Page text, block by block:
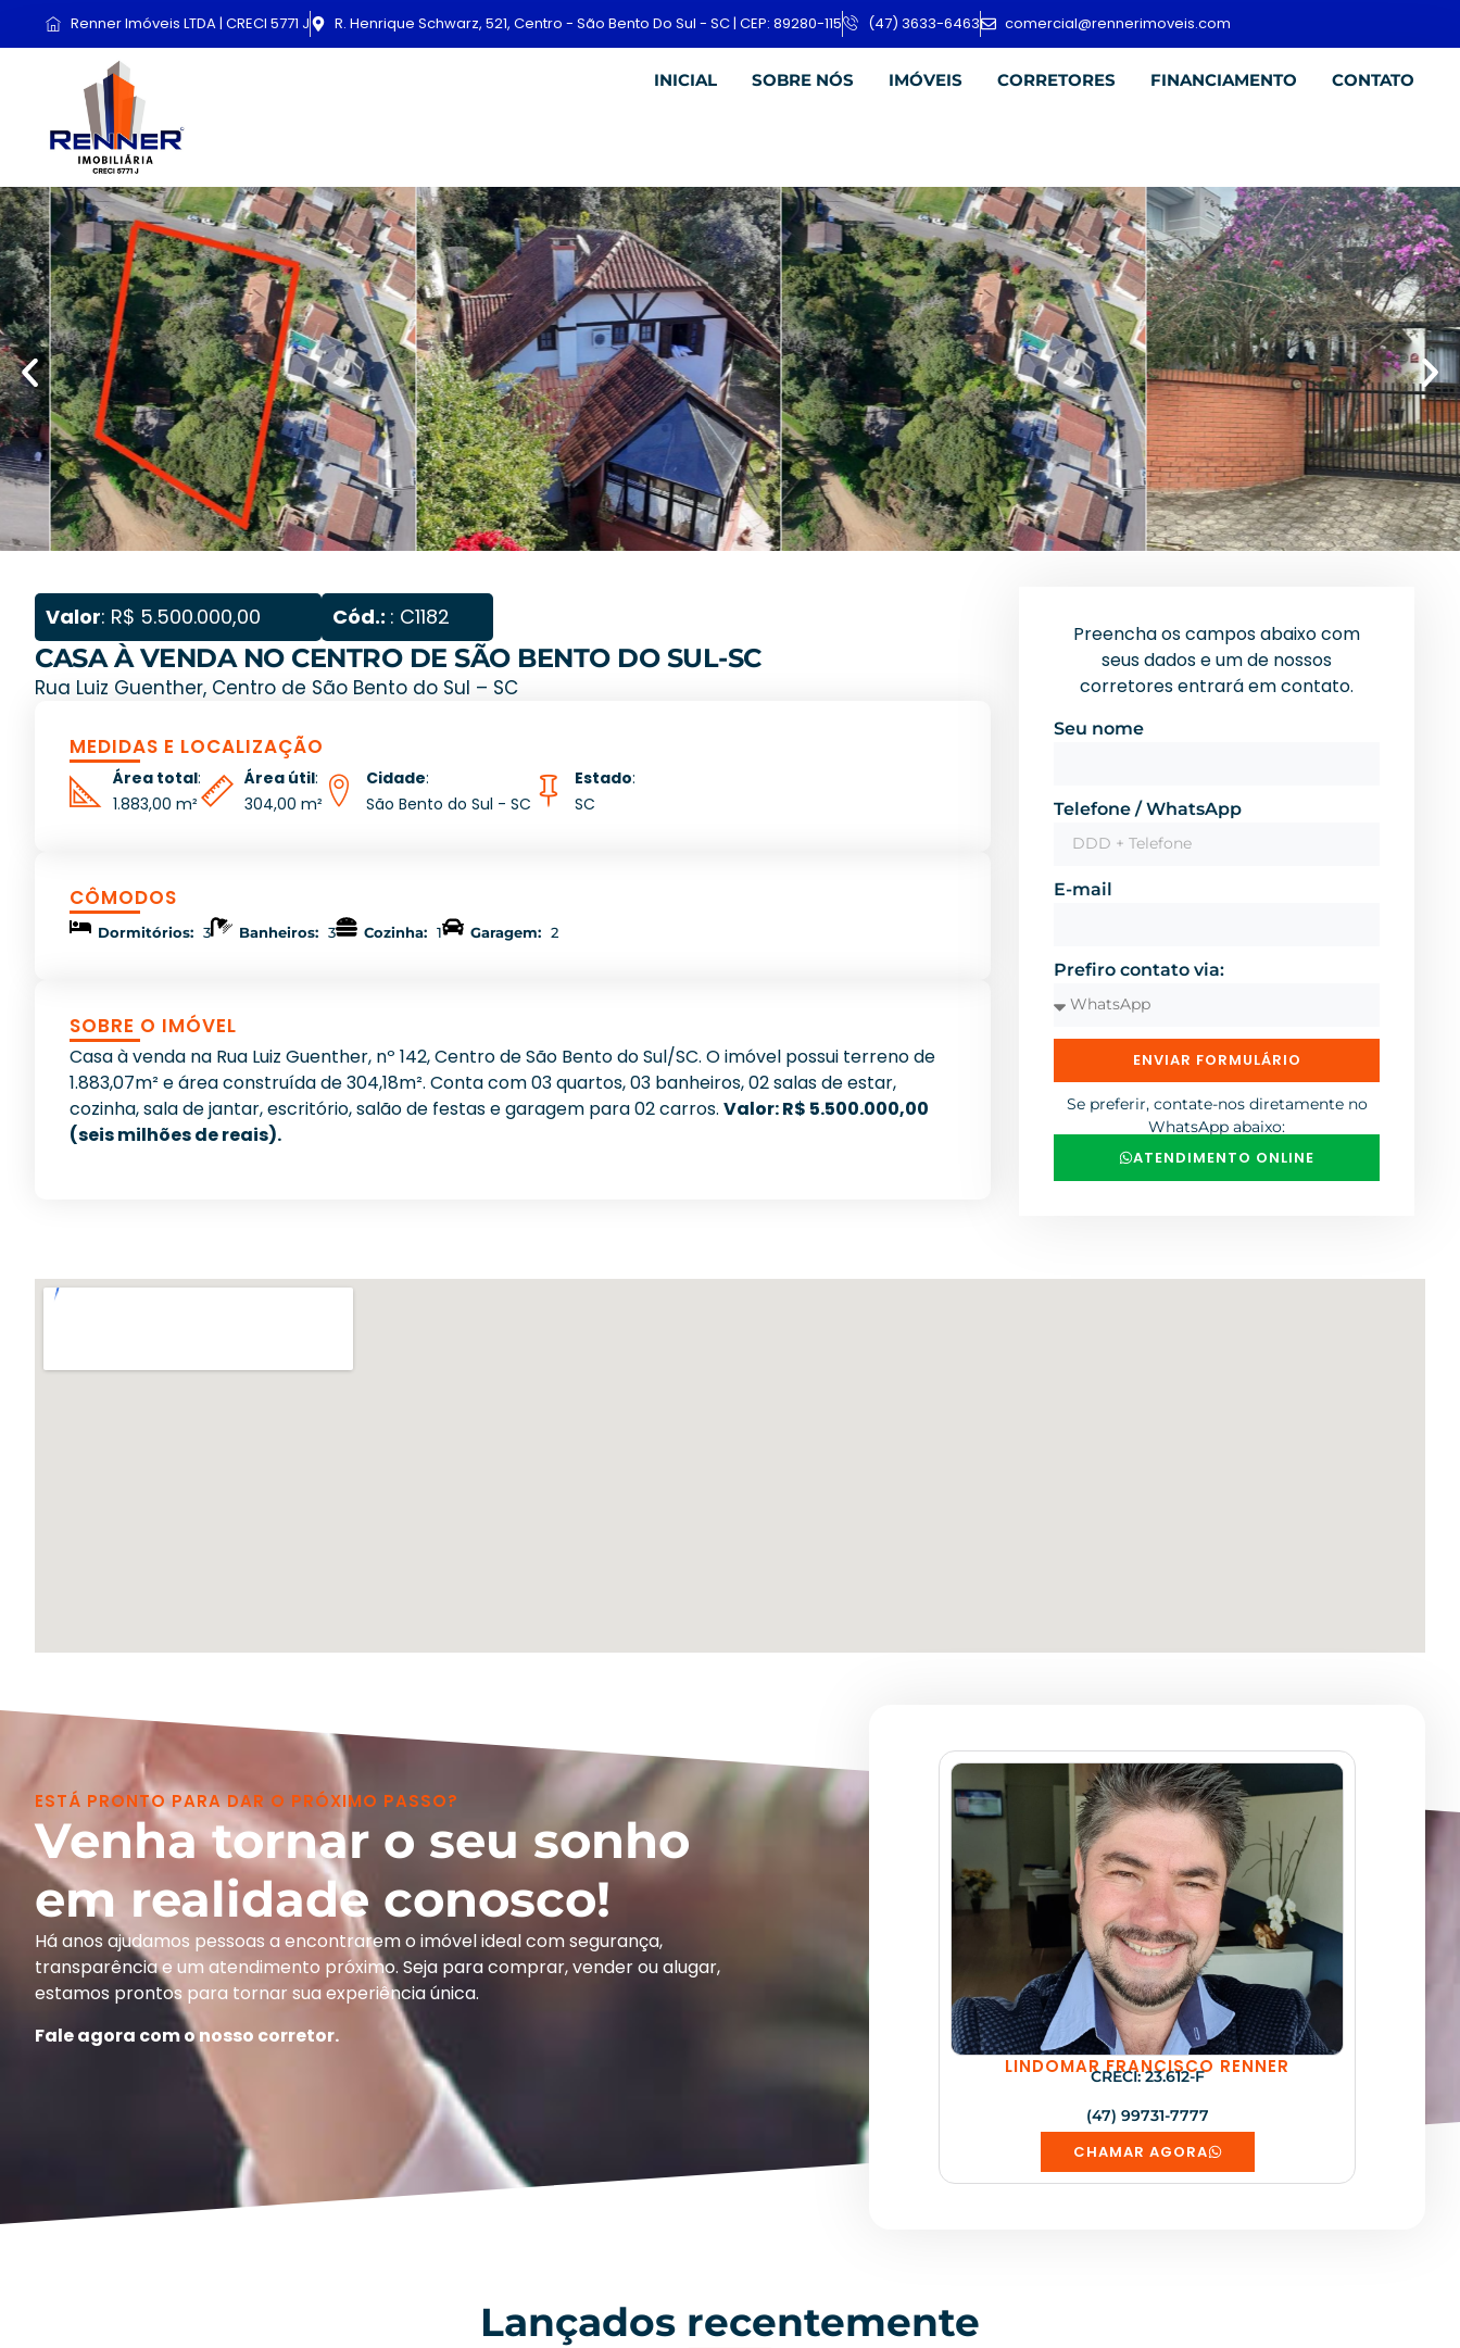
Renner Imóveis LTDA | CRECI 5771 J R. Henrique Schwarz, 521, Centro - São Bento Do Sul - SC | CEP: 89280-115 (47) 3633-6463 comercial@rennerimoveis.com
INICIAL SOBRE NÓS IMÓVEIS CORRETORES FINANCIAMENTO CONTATO
Valor: R$ 5.500.000,00 Cód.: : C1182
CASA À VENDA NO CENTRO DE SÃO BENTO DO SUL-SC
Rua Luiz Guenther, Centro de São Bento do Sul – SC
MEDIDAS E LOCALIZAÇÃO
Área total:
1.883,00 m²
Área útil:
304,00 m²
Cidade:
São Bento do Sul - SC
Estado:
SC
CÔMODOS
Dormitórios: 3 Banheiros: 3 Cozinha: 1 Garagem: 2
SOBRE O IMÓVEL
Casa à venda na Rua Luiz Guenther, nº 142, Centro de São Bento do Sul/SC. O imóvel possui terreno de
1.883,07m² e área construída de 304,18m². Conta com 03 quartos, 03 banheiros, 02 salas de estar,
cozinha, sala de jantar, escritório, salão de festas e garagem para 02 carros. Valor: R$ 5.500.000,00
(seis milhões de reais).
Preencha os campos abaixo com
seus dados e um de nossos
corretores entrará em contato.
Seu nome
Telefone / WhatsApp
E-mail
Prefiro contato via:
ENVIAR FORMULÁRIO
Se preferir, contate-nos diretamente no
WhatsApp abaixo:
ATENDIMENTO ONLINE
ESTÁ PRONTO PARA DAR O PRÓXIMO PASSO?
Venha tornar o seu sonho
em realidade conosco!
Há anos ajudamos pessoas a encontrarem o imóvel ideal com segurança,
transparência e um atendimento próximo. Seja para comprar, vender ou alugar,
estamos prontos para tornar sua experiência única.
Fale agora com o nosso corretor.
LINDOMAR FRANCISCO RENNER
CRECI: 23.612-F
(47) 99731-7777
CHAMAR AGORA
Lançados recentemente